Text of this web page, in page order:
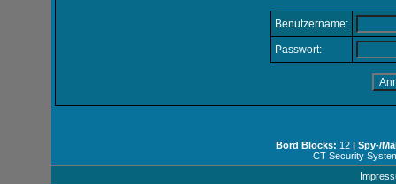
Benutzername:
Passwort:
Bord Blocks: 12 | Spy-/
CT Security